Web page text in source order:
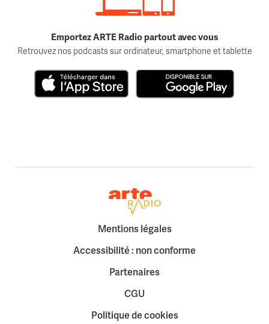
Emportez ARTE Radio partout avec vous
Retrouvez nos podcasts sur ordinateur, smartphone et tablette
Retour à la page d'accueil
Mentions légales
Accessibilité : non conforme
Partenaires
CGU
Politique de cookies